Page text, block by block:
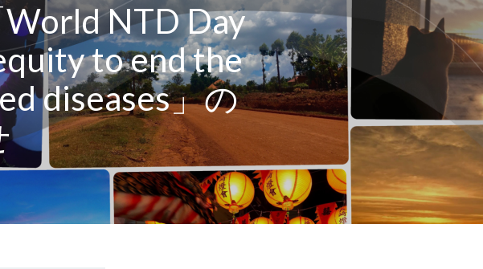
NTD Day
to end the
diseases」の